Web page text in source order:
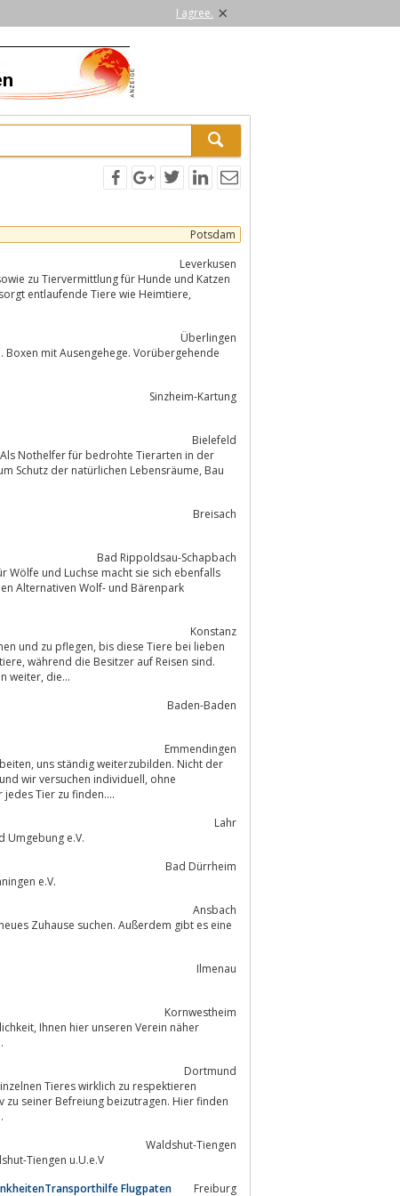
I agree. ×
Potsdam
Leverkusen
zu Tiervermittlung für Hunde und Katzen
entlaufende Tiere wie Heimtiere,
Überlingen
mit Ausengehege. Vorübergehende
Sinzheim-Kartung
Bielefeld
Nothelfer für bedrohte Tierarten in der
der natürlichen Lebensräume, Bau
Breisach
Bad Rippoldsau-Schapbach
Konstanz
sind.
Außerdem nehmen wir in Not geratene Wildtiere auf und leiten sie an Menschen weiter, die...
Baden-Baden
Emmendingen
Zuhause für jedes Tier zu finden....
Lahr
Umgebung e.V.
Bad Dürrheim
e.V.
Ansbach
Ilmenau
Kornwestheim
näher
Dortmund
Tieres wirklich zu respektieren
Waldshut-Tiengen
Tiengen u.U.e.V
Flugpaten
Freiburg